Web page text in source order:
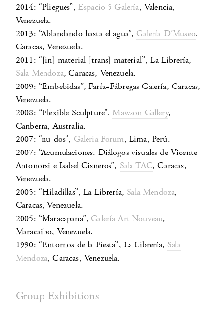
2014: “Pliegues”, Espacio 5 Galería, Valencia,
Venezuela.
2013: “Ablandando hasta el agua”, Galería D’Museo,
Caracas, Venezuela.
2011: “[in] material [trans] material”, La Librería,
Sala Mendoza, Caracas, Venezuela.
2009: “Embebidas”, Faría+Fábregas Galería, Caracas,
Venezuela.
2008: “Flexible Sculpture”, Mawson Gallery,
Canberra, Australia.
2007: “nu-dos”, Galeria Forum, Lima, Perú.
2007: “Acumulaciones. Diálogos visuales de Vicente
Antonorsi e Isabel Cisneros”, Sala TAC, Caracas,
Venezuela.
2005: “Hiladillas”, La Librería, Sala Mendoza,
Caracas, Venezuela.
2005: “Maracapana”, Galería Art Nouveau,
Maracaibo, Venezuela.
1990: “Entornos de la Fiesta”, La Librería, Sala
Mendoza, Caracas, Venezuela.
Group Exhibitions